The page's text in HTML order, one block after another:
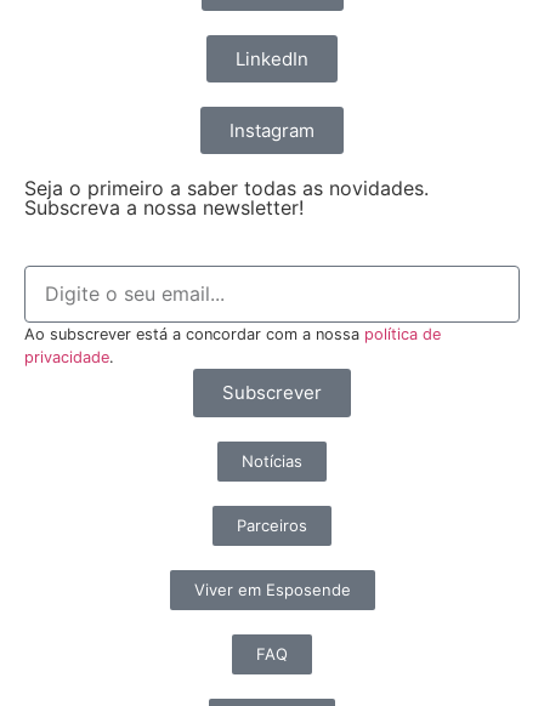
LinkedIn
Instagram
Seja o primeiro a saber todas as novidades.
Subscreva a nossa newsletter!
Ao subscrever está a concordar com a nossa política de
privacidade.
Subscrever
Notícias
Parceiros
Viver em Esposende
FAQ